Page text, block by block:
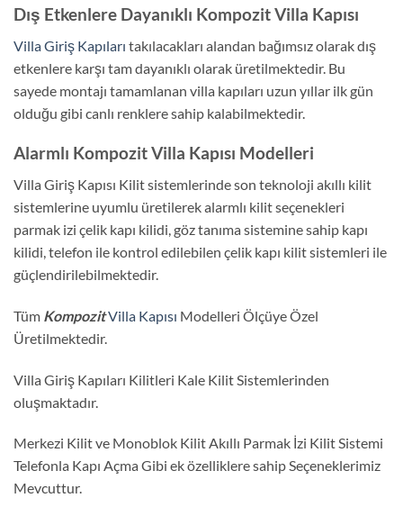
Dış Etkenlere Dayanıklı Kompozit Villa Kapısı
Villa Giriş Kapıları takılacakları alandan bağımsız olarak dış
etkenlere karşı tam dayanıklı olarak üretilmektedir. Bu
sayede montajı tamamlanan villa kapıları uzun yıllar ilk gün
olduğu gibi canlı renklere sahip kalabilmektedir.
Alarmlı Kompozit Villa Kapısı Modelleri
Villa Giriş Kapısı Kilit sistemlerinde son teknoloji akıllı kilit
sistemlerine uyumlu üretilerek alarmlı kilit seçenekleri
parmak izi çelik kapı kilidi, göz tanıma sistemine sahip kapı
kilidi, telefon ile kontrol edilebilen çelik kapı kilit sistemleri ile
güçlendirilebilmektedir.
Tüm KompozitVilla Kapısı Modelleri Ölçüye Özel
Üretilmektedir.
Villa Giriş Kapıları Kilitleri Kale Kilit Sistemlerinden
oluşmaktadır.
Merkezi Kilit ve Monoblok Kilit Akıllı Parmak İzi Kilit Sistemi
Telefonla Kapı Açma Gibi ek özelliklere sahip Seçeneklerimiz
Mevcuttur.